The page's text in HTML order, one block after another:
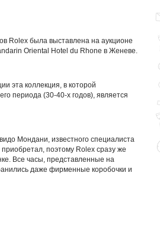
Rolex была выставлена на аукционе
Oriental Hotel du Rhone в Женеве.
эта коллекция, в которой
периода (30-40-х годов), является
Мондани, известного специалиста
поэтому Rolex сразу же
Все часы, представленные на
даже фирменные коробочки и